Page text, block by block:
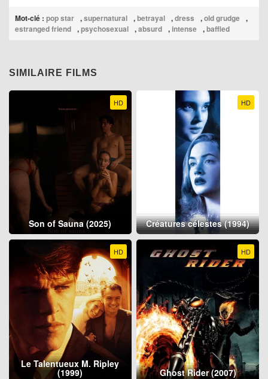
Mot-clé : pop star ,supernatural ,betrayal ,dress ,old grudge ,
estranged friend ,psychosexual ,absurd , intense ,baffled
SIMILAIRE FILMS
HD
Son of Sauna (2025)
HD
Créatures célestes (1994)
HD
Le Talentueux M. Ripley
(1999)
HD
Ghost Rider (2007)